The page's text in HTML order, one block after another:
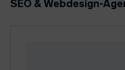
SEO & Webdesign-